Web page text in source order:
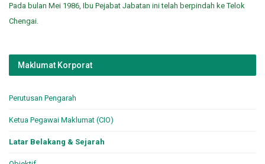
Pada bulan Mei 1986, Ibu Pejabat Jabatan ini telah berpindah ke Telok
Chengai.
Maklumat Korporat
Perutusan Pengarah
Ketua Pegawai Maklumat (CIO)
Latar Belakang & Sejarah